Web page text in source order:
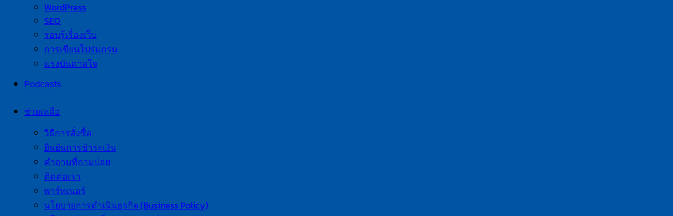
WordPress
SEO
รอบรู้เรื่องเว็บ
การเขียนโปรแกรม
แรงบันดาลใจ
Podcasts
ช่วยเหลือ
วิธีการสั่งซื้อ
ยืนยันการชำระเงิน
คำถามที่ถามบ่อย
ติดต่อเรา
พาร์ทเนอร์
นโยบายการดำเนินธุรกิจ (Business Policy)